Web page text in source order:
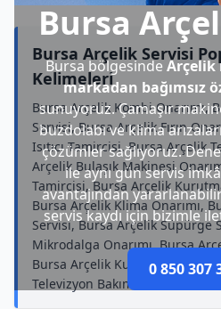
Bursa
Bursa bölgesindeArçelik
markadan bağımsız
sunuyoruz. Çamaşır
buzdolabı ve klima
çözümler sağlıyoruz.
ile aynı gün servis
avantajından
servis kaydı için bizimle
0 850 307
Bursa Arçelik Servisi
Kelimeleri
Bursa Arçelik Kombi Onarımı,
Servisi, Bursa Arçelik Fırın
Isıtıcı Tamircisi, Bursa Arçelik
Arçelik Bulaşık Makinesi
Tamircisi, Bursa Arçelik
Bursa Arçelik Klima Onarımı,
Servisi, Bursa Arçelik Süpürge
Mikrodalga Onarımı, Bursa
Bursa Arçelik Kurutma
Televizyon Bakımı